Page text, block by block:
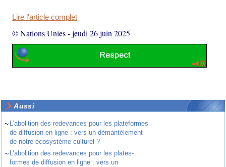
Lire l'article complet
© Nations Unies-jeudi 26 juin 2025
Aussi
~ L’abolition des redevances pour les plateformes
de diffusion en ligne : vers un démantèlement
de notre écosystème culturel ?
~ L’abolition des redevances pour les plates-
formes de diffusion en ligne : vers un